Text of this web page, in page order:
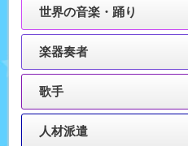
世界の音楽・踊り
楽器奏者
歌手
人材派遣